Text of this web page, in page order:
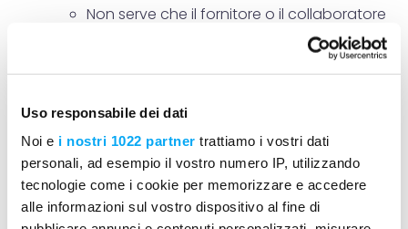
Uso responsabile dei dati
Noi e i nostri 1022 partner trattiamo i vostri dati
personali, ad esempio il vostro numero IP, utilizzando
tecnologie come i cookie per memorizzare e accedere
alle informazioni sul vostro dispositivo al fine di
Non serve che il fornitore o il collaboratore
Come Mela organizza automaticamente i
Grazie all’AI, ogni messaggio proveniente
da WhatsApp viene:
classificato (foto, attività, richiesta,
documento…),